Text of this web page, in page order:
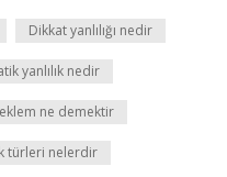
Dikkat yanlılığı nedir
yanlılık nedir
ne demektir
türleri nelerdir